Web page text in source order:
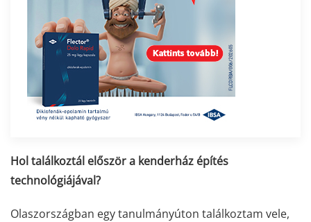
Hol találkoztál először a kenderház építés
technológiájával?
Olaszországban egy tanulmányúton találkoztam vele,